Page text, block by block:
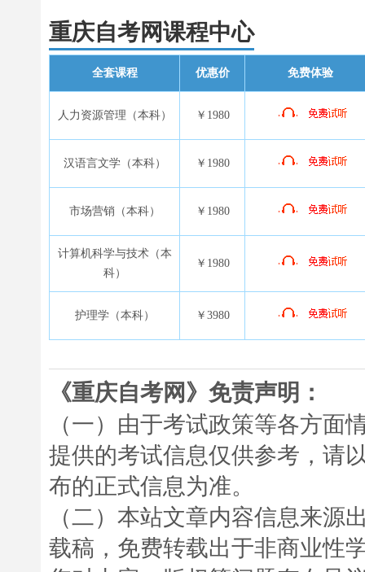
重庆自考网课程中心
全套课程 优惠价 免费体验
人力资源管理（本科） ￥1980
汉语言文学（本科） ￥1980
市场营销（本科） ￥1980
计算机科学与技术（本
科）
￥1980
护理学（本科） ￥3980
《重庆自考网》免责声明：
（一）由于考试政策等各方面
提供的考试信息仅供参考，请
布的正式信息为准。
（二）本站文章内容信息来源
载稿，免费转载出于非商业性